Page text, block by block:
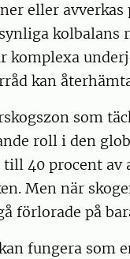
eller
kolbalans
komplexa
kan
som
roll i den
40 procent av
Men när
förlorade på
fungera som